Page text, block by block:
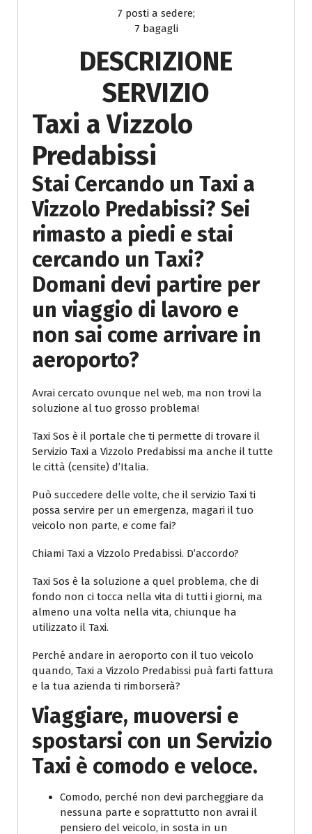
7 posti a sedere;
7 bagagli
DESCRIZIONE
SERVIZIO
Taxi a Vizzolo
Predabissi
Stai Cercando un Taxi a
Vizzolo Predabissi? Sei
rimasto a piedi e stai
cercando un Taxi?
Domani devi partire per
un viaggio di lavoro e
non sai come arrivare in
aeroporto?
Avrai cercato ovunque nel web, ma non trovi la
soluzione al tuo grosso problema!
Taxi Sos è il portale che ti permette di trovare il
Servizio Taxi a Vizzolo Predabissi ma anche il tutte
le città (censite) d’Italia.
Può succedere delle volte, che il servizio Taxi ti
possa servire per un emergenza, magari il tuo
veicolo non parte, e come fai?
Chiami Taxi a Vizzolo Predabissi. D’accordo?
Taxi Sos è la soluzione a quel problema, che di
fondo non ci tocca nella vita di tutti i giorni, ma
almeno una volta nella vita, chiunque ha
utilizzato il Taxi.
Perché andare in aeroporto con il tuo veicolo
quando, Taxi a Vizzolo Predabissi puà farti fattura
e la tua azienda ti rimborserà?
Viaggiare, muoversi e
spostarsi con un Servizio
Taxi è comodo e veloce.
Comodo, perché non devi parcheggiare da
nessuna parte e soprattutto non avrai il
pensiero del veicolo, in sosta in un